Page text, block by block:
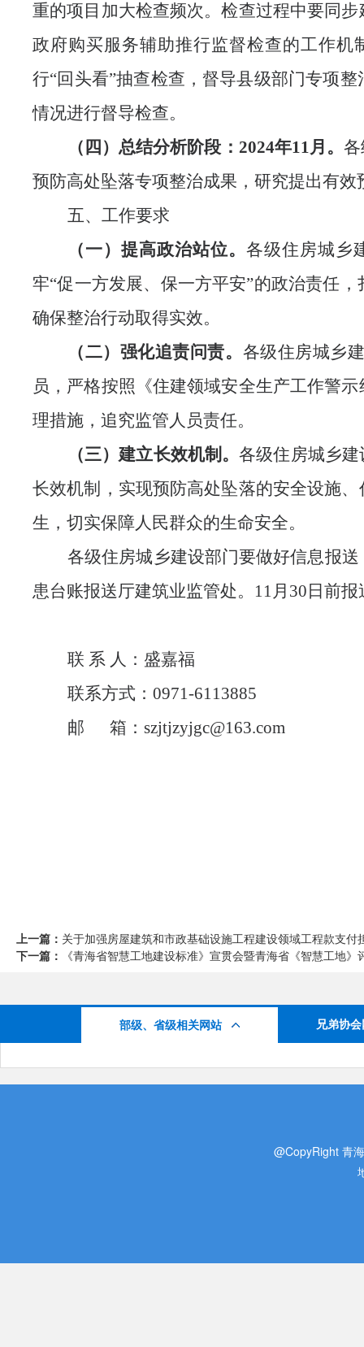
重的项目加大检查频次。检查过程中要同
政府购买服务辅助推行监督检查的工作
行“回头看”抽查检查，督导县级部门专项整
情况进行督导检查。
（四）总结分析阶段： 2024年11月。
预防高处坠落专项整治成果，研究提出有
五、工作要求
（一）提高政治站位。 各级住房城乡
牢“促一方发展、保一方平安”的政治责任
确保整治行动取得实效。
（二）强化追责问责。 各级住房城乡
员，严格按照《住建领域安全生产工作警
理措施 ， 追究监管人员责任。
（三）建立长效机制。各级住房城乡建
长效机制，实现预防高处坠落的安全设施
生，切实保障人民群众的生命安全。
各级住房城乡建设部门要做好信息报送
患台账报送厅建筑业监管处。 11月30日前报
联 系 人：盛嘉福
联系方式： 0971-6113885
邮
箱： szjtjzyjgc@163.com
上一篇： 关于加强房屋建筑和市政基础设施工程建设领域工程款支付
下一篇：
《青海省智慧工地建设标准》宣贯会暨青海省《智慧工地》
部级、省级相关网站 兄弟协
@CopyRight 青